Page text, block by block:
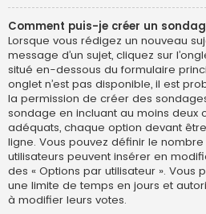
Comment puis-je créer un
Lorsque vous rédigez un nouveau
message d’un sujet, cliquez sur
situé en-dessous du formulaire
onglet n’est pas disponible, il est
la permission de créer des
sondage en incluant au moins deux
adéquats, chaque option devant
ligne. Vous pouvez définir le nombre
utilisateurs peuvent insérer en
des « Options par utilisateur ».
une limite de temps en jours et
à modifier leurs votes.